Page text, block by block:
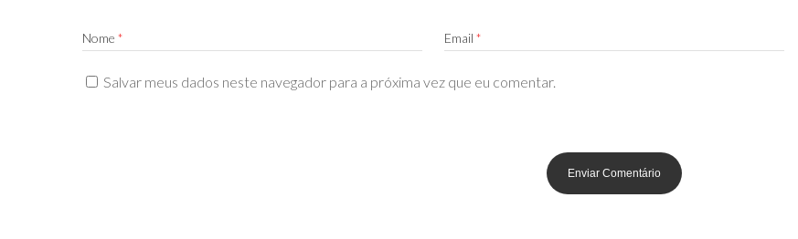
Nome * Email *
Salvar meus dados neste navegador para a próxima vez que eu comentar.